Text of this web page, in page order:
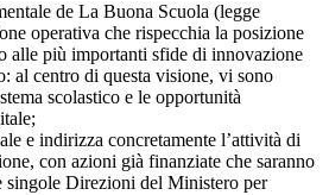
de La Buona Scuola (legge
operativa che rispecchia la posizione
alle più importanti sfide di innovazione
al centro di questa visione, vi sono
scolastico e le opportunità
e indirizza concretamente l’attività di
con azioni già finanziate che saranno
singole Direzioni del Ministero per